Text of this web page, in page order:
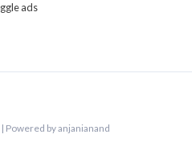
ads
Powered by anjanianand